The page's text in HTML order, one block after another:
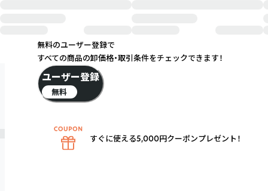
無料のユーザー登録で
すべての商品の卸価格・取引条件をチェックできます！
ユーザー登録
無料
すぐに使える5,000円クーポンプレゼント！